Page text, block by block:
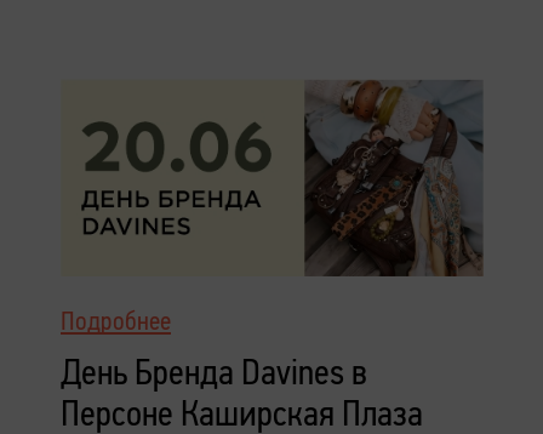
Подробнее
День Бренда Davines в
Персоне Каширская Плаза